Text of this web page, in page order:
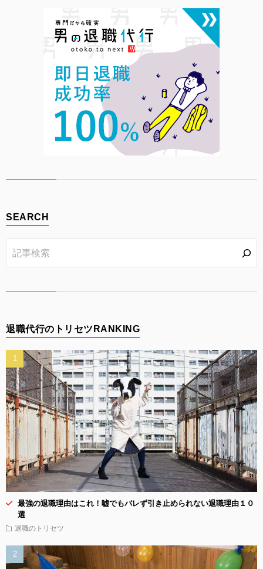
SEARCH
退職代行のトリセツRANKING
最強の退職理由はこれ！嘘でもバレず引き止められない退職理由１０
選
退職のトリセツ